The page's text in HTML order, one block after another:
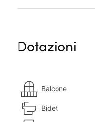
Dotazioni
Balcone
Bidet